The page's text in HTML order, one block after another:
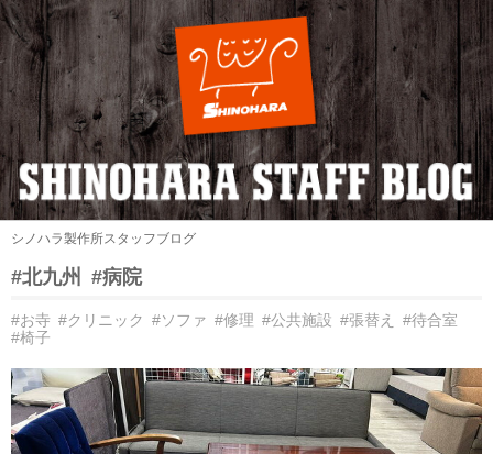
シノハラ製作所スタッフブログ
#北九州 #病院
#お寺 #クリニック #ソファ #修理 #公共施設 #張替え
#待合室
#椅子